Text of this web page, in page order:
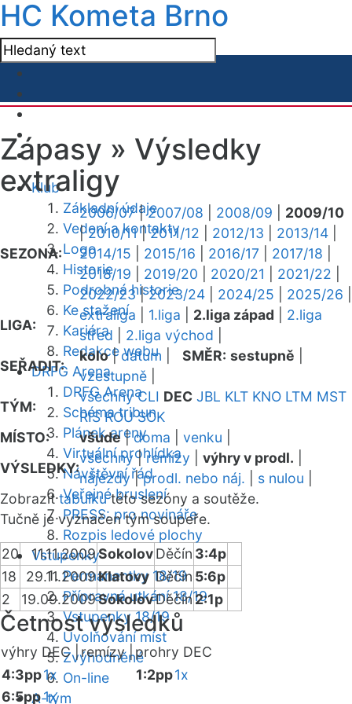
HC Kometa Brno
Klub
Základní údaje
Vedení a kontakty
Logo
Historie
Podrobná historie
Ke stažení
Kariéra
Redakce webu
DRFG Arena
DRFG Arena
Schéma tribun
Plánek areny
Virtuální prohlídka
Návštěvní řád
Veřejné bruslení
PRESS: pro novináře
Rozpis ledové plochy
Vstupenky
Permanentky 18/19
Přípravná utkání 18/19
Vstupenky 18/19
Uvolňování míst
Zvýhodněné
On-line
A-tým
Zápasy » Výsledky
extraligy
SEZONA:
2006/07|2007/08 2008/09
2009/10
|2010/11|2011/12 2012/13 2013/14
2014/15
2015/16 2016/17 2017/18
2018/19
2019/20 2020/21 2021/22
2022/23|2023/24 2024/25 2025/26
LIGA:
extraliga 1.liga 2.liga západ
2.liga
střed
2.liga východ
SEŘADIT:
kolo|datum SMĚR: sestupně
vzestupně
TÝM:
všechny CLI DEC JBL KLT KNO LTM MST
RIS ROU SOK
MÍSTO:
všude|doma venku
VÝSLEDKY:
všechny|remízy výhry v prodl.
nájezdy|prodl. nebo náj. s nulou
Zobrazittabulkutéto sezóny a soutěže.
Tučně je vyznačen tým soupeře.
20 11.11.2009SokolovDěčín 3:4p
18
29.11.2009Klatovy Děčín 5:6p
2
19.09.2009SokolovDěčín 2:1p
Četnost výsledků
výhry DEC |remízy |prohry DEC
4:3pp1x
6:5pp1x
1:2pp1x